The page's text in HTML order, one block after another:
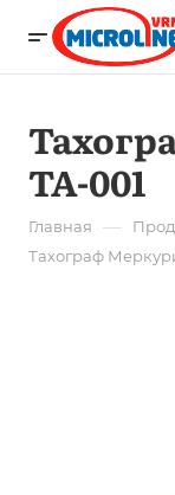
ТА-001
Главная —
Тахограф